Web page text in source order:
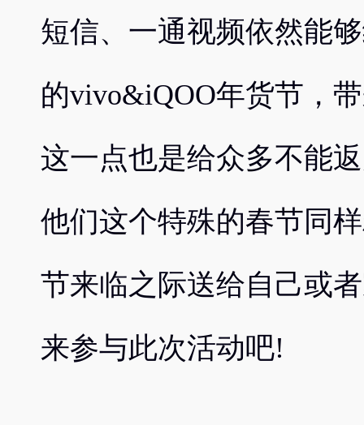
短信、一通视频依然能
的vivo&iQOO年货节，
这一点也是给众多不能
他们这个特殊的春节同
节来临之际送给自己或
来参与此次活动吧!